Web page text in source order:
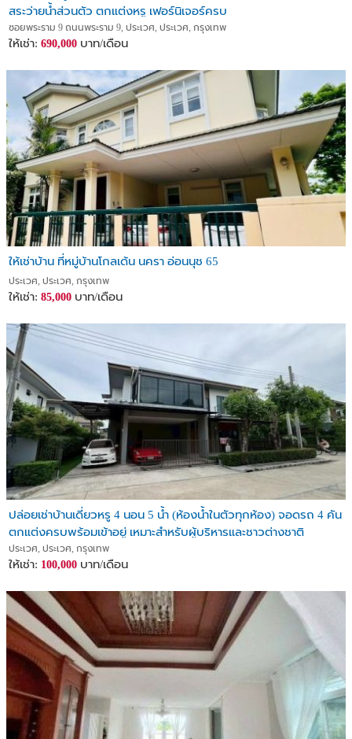
สระว่ายน้ำส่วนตัว ตกแต่งหรู เฟอร์นิเจอร์ครบ
ซอยพระราม 9 ถนนพระราม 9, ประเวศ, ประเวศ, กรุงเทพ
ให้เช่า: 690,000 บาท/เดือน
ให้เช่าบ้าน ที่หมู่บ้านโกลเด้น นครา อ่อนนุช 65
ประเวศ, ประเวศ, กรุงเทพ
ให้เช่า: 85,000 บาท/เดือน
ปล่อยเช่าบ้านเดี่ยวหรู 4 นอน 5 น้ำ (ห้องน้ำในตัวทุกห้อง) จอดรถ 4 คัน
ตกแต่งครบพร้อมเข้าอยู่ เหมาะสำหรับผู้บริหารและชาวต่างชาติ
ประเวศ, ประเวศ, กรุงเทพ
ให้เช่า: 100,000 บาท/เดือน